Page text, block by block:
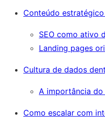
Conteúdo
SEO como ativo
Landing pages
Cultura de dados
A importância do
Como escalar com